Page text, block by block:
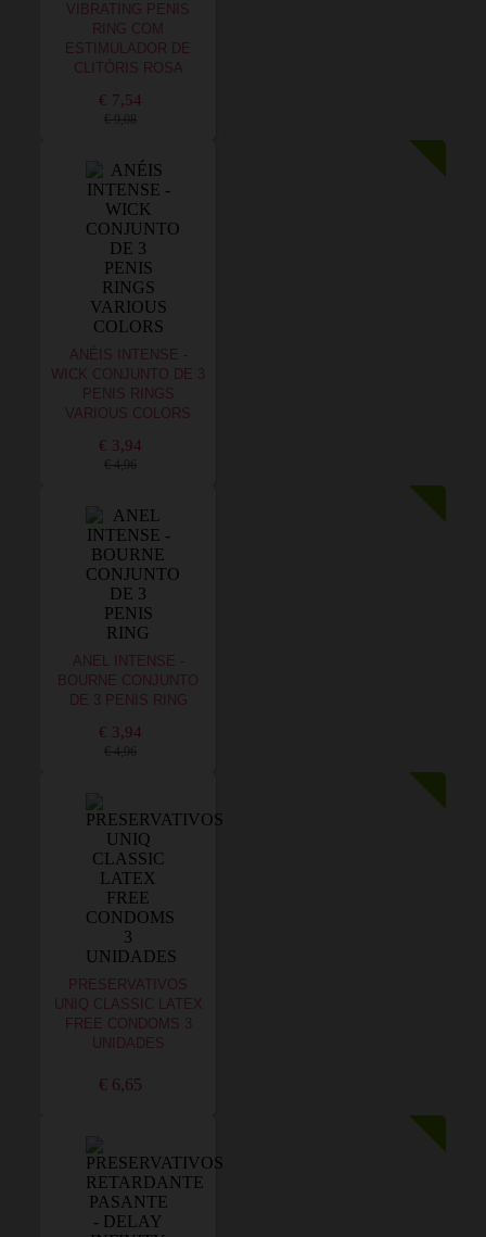
VIBRATING PENIS
RING COM
ESTIMULADOR DE
CLITÓRIS ROSA
€ 7,54
€ 9,08
ANÉIS INTENSE -
WICK CONJUNTO DE 3
PENIS RINGS
VARIOUS COLORS
€ 3,94
€ 4,96
ANEL INTENSE -
BOURNE CONJUNTO
DE 3 PENIS RING
€ 3,94
€ 4,96
PRESERVATIVOS
UNIQ CLASSIC LATEX
FREE CONDOMS 3
UNIDADES
€ 6,65